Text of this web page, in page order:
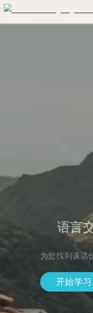
语言
为您找到谈话
开始学习